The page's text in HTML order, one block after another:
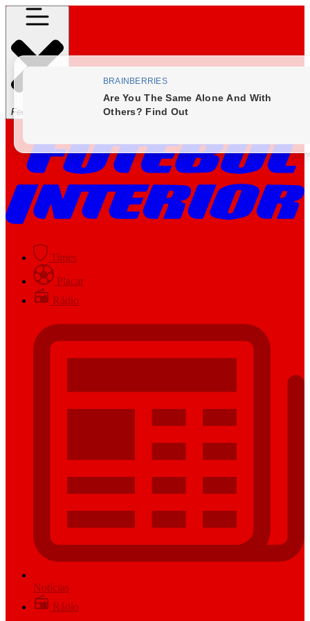
Fechar Menu
Times
Placar
Rádio
Notícias
Rádio